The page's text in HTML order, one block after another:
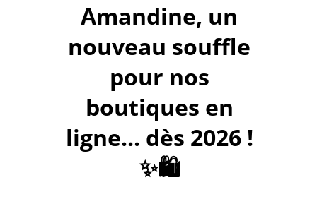
Amandine, un
nouveau souffle
pour nos
boutiques en
ligne... dès 2026 !
✨🛍️